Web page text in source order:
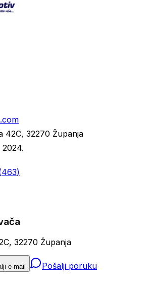
42C, 32270 Županja
2024.
463)
32270 Županja
e-mail Pošalji poruku